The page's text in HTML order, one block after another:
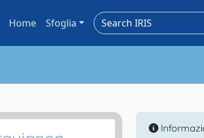
Home Sfoglia